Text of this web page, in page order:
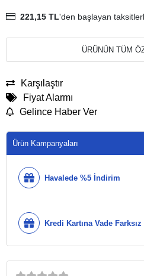
221,15 TL'den başlayan
ÜRÜNÜN TÜM
Karşılaştır
Fiyat Alarmı
Gelince Haber Ver
Ürün Kampanyaları
Havalede %5 İndirim
Kredi Kartına Vade